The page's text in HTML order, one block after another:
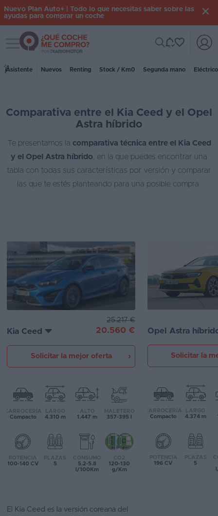
Iniciar
Coches
Renting
Suscripción
Stock
Eléctricos
Híbridos
Ofertas
Foro
opiniones
Guías
de
compra
Comparador
Favoritos
coche
Nuevo Plan Auto+ | Todo lo que necesitas saber sobre las
ayudas para comprar un coche
Toggle navigation
Asistente Nuevos Renting Stock / Km0 Segunda mano
Comparativa entre el Kia Ceed y el Opel
Astra híbrido
Te presentamos la comparativa técnica entre el Kia Ceed
y el Opel Astra híbrido , en la que puedes encontrar una
tabla con todas sus características por versión y comparar
las que te estés planteando para una posible compra.
Kia Ceed
25.217 €
20.560 €
Solicitar la mejor oferta
CARROCERÍA
Compacto
LARGO
4.310 m
ALTO
1.447 m
MALETERO
357-395 l
POTENCIA
100-140 CV
PLAZAS
5
CONSUMO
5.2-5.8
l/100Km
CO2
120-130
g/Km
Opel Astra
Solicitar la
CARROCERÍA
Compacto
LARGO
4.374 m
POTENCIA
196 CV
PLAZAS
5
El Kia Ceed es la versión coreana del